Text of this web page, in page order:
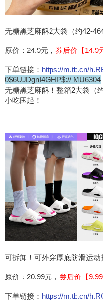
无糖黑芝麻酥2大袋（约42-46
原价：24.9元， 券后价【14.9
下单链接： https://m.tb.cn/
0$6UJDgnI4GHP$:// MU6304
无糖黑芝麻酥！整箱2大袋（
小吃囤起！
可拆卸！可外穿厚底防滑运动
原价：20.99元， 券后价【9.99
下单链接： https://m.tb.cn/